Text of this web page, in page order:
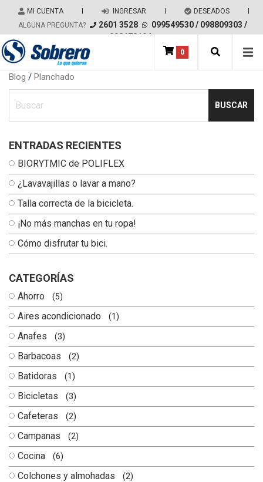
MI CUENTA | INGRESAR | DESEADOS |
ALGUNA PREGUNTA? 2601 3528 099549530/ 098809303 /
098678194
Salir del contenido
Main Navigation 0
Blog / Planchado
ENTRADAS RECIENTES
BIORYTMIC de POLIFLEX
¿Lavavajillas o lavar a mano?
Talla correcta de la bicicleta.
¡No más manchas en tu ropa!
Cómo disfrutar tu bici.
CATEGORÍAS
Ahorro (5)
Aires acondicionado (1)
Anafes (3)
Barbacoas (2)
Batidoras (1)
Bicicletas (3)
Cafeteras (2)
Campanas (2)
Cocina (6)
Colchones y almohadas (2)